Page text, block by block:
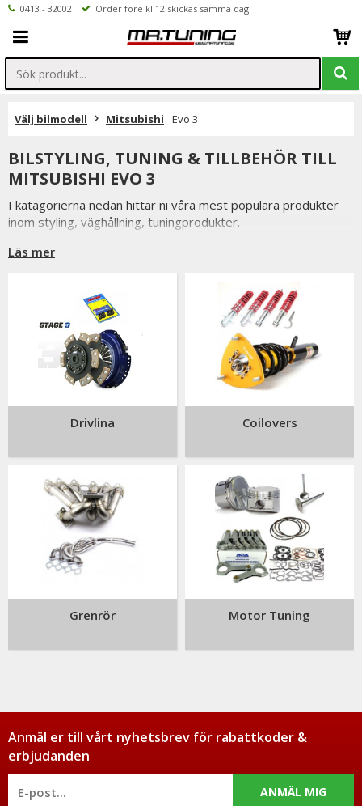
0413 - 32002 Order före kl 12 skickas samma dag
Välj bilmodell Mitsubishi Evo 3
BILSTYLING, TUNING & TILLBEHÖR TILL
MITSUBISHI EVO 3
I katagorierna nedan hittar ni våra mest populära produkter
inom styling, väghållning, tuningprodukter.
Är det något som du funderar över eller inte hittar i vårt
Till Mitsubishi Evo 3.
Läs mer
Drivlina Coilovers
Grenrör Motor Tuning
Anmäl er till vårt nyhetsbrev för rabattkoder &
erbjudanden
ANMÄL MIG